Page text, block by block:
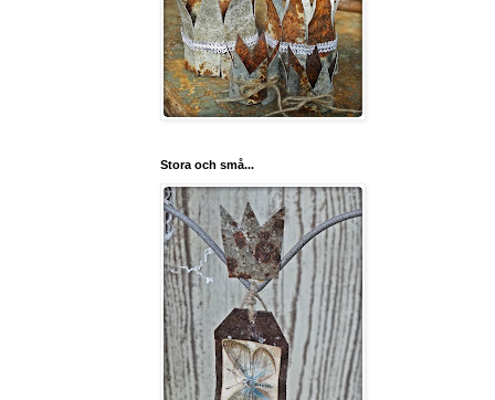
Stora och små...